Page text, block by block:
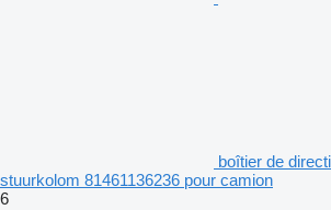
boîtier de
stuurkolom 81461136236 pour camion
6